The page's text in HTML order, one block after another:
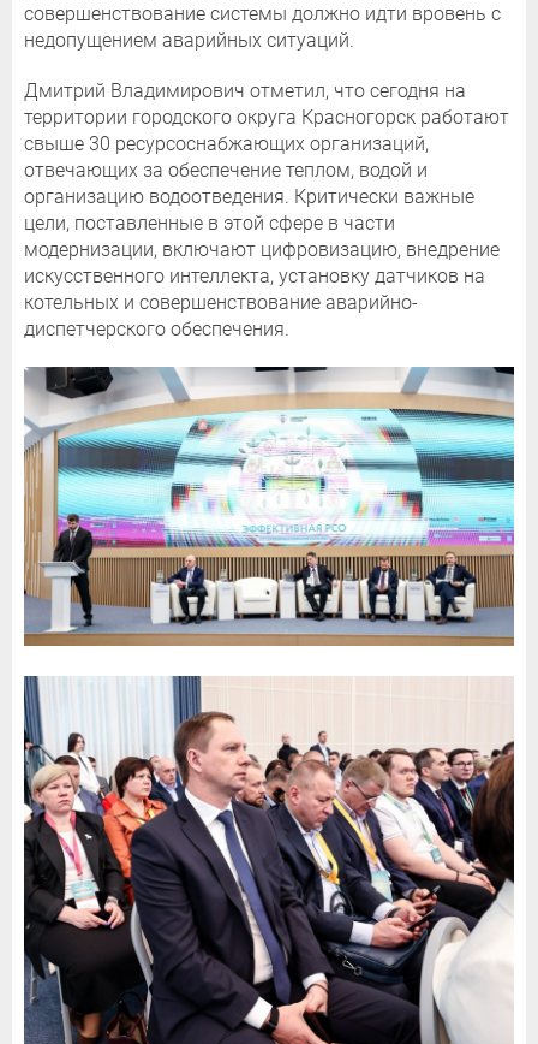
совершенствование системы должно идти вровень с
недопущением аварийных ситуаций.
Дмитрий Владимирович отметил, что сегодня на
территории городского округа Красногорск работают
свыше 30 ресурсоснабжающих организаций,
отвечающих за обеспечение теплом, водой и
организацию водоотведения. Критически важные
цели, поставленные в этой сфере в части
модернизации, включают цифровизацию, внедрение
искусственного интеллекта, установку датчиков на
котельных и совершенствование аварийно-
диспетчерского обеспечения.